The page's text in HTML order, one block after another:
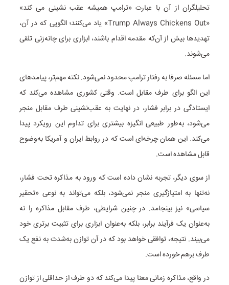
تحلیلگران از آن با عبارت «ترامپ همیشه عقب نشینی می کند»
«Trump Always Chickens Out» یاد می‌کنند؛ الگویی که در آن،
تهدیدها بیش از آن‌که مقدمه اقدام باشند، ابزاری برای چانه‌زنی تلقی
می‌شوند.
اما مسئله صرفا به رفتار ترامپ محدود نمی‌شود. نکته مهم‌تر، پیامدهای
این الگو برای طرف مقابل است. وقتی کشوری مشاهده می‌کند که
ایستادگی در برابر فشار، در نهایت به عقب‌نشینی طرف مقابل منجر
می‌شود، به‌طور طبیعی انگیزه بیشتری برای تداوم این رویکرد پیدا
می‌کند. این همان چرخه‌ای است که در روابط ایران و آمریکا به‌وضوح
قابل مشاهده است.
از سوی دیگر، تجربه نشان داده است که ورود به مذاکره تحت فشار،
نه‌تنها به امتیازگیری منجر نمی‌شود، بلکه می‌تواند به نوعی «تحقیر
سیاسی» نیز بینجامد. در چنین شرایطی، طرف مقابل مذاکره را نه
به‌عنوان یک فرآیند برابر، بلکه به‌عنوان ابزاری برای تثبیت برتری خود
می‌بیند. نتیجه، توافقی خواهد بود که در آن توازن به‌شدت به نفع یک
طرف برهم خورده است.
در واقع، مذاکره زمانی معنا پیدا می‌کند که دو طرف از حداقلی از توازن